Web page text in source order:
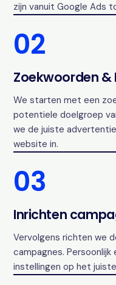
zijn vanuit Google Ads
02
Zoekwoorden &
We starten met een
potentiele doelgroep
we de juiste
website in.
03
Inrichten
Vervolgens richten we
campagnes.
instellingen op het